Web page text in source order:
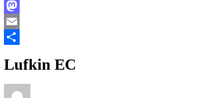
Facebook
Mastodon
Email
Lufkin EC